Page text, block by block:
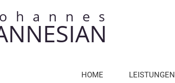
HOME LEISTUNGEN